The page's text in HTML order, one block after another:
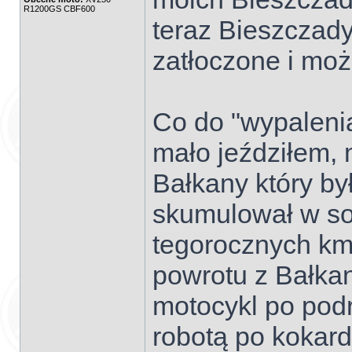
R1200GS CBF600
teraz
zatłoczone i
Co do
mało
Bałkany który
skumulował w
tegorocznych
powrotu z
motocykl po
robotą po